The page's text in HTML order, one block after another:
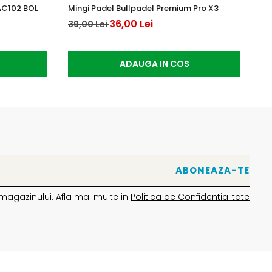
BOL Mingi Padel Bullpadel Premium Pro X3
39,00 Lei36,00 Lei
ADAUGA IN COS
Afla mai multe in Politica de Confidentialitate